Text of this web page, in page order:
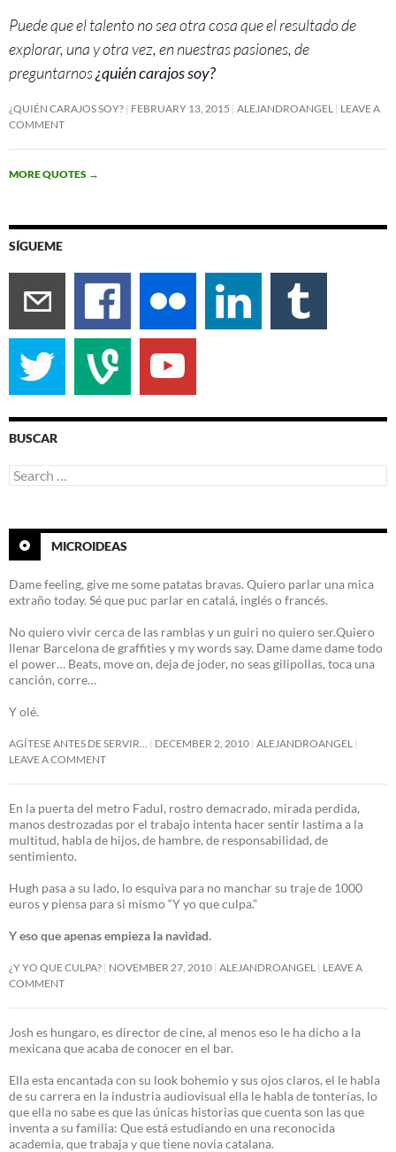
Puede que el talento no sea otra cosa que el resultado de
explorar, una y otra vez, en nuestras pasiones, de
preguntarnos¿quién carajos soy?
¿QUIÉN CARAJOS SOY? FEBRUARY 13, 2015 ALEJANDROANGEL
LEAVE A
COMMENT
MORE QUOTES →
SÍGUEME
BUSCAR
Search
for:
MICROIDEAS
Dame feeling, give me some patatas bravas. Quiero parlar una mica
extraño today. Sé que puc parlar en catalá, inglés o francés.
No quiero vivir cerca de las ramblas y un guiri no quiero ser.Quiero
llenar Barcelona de graffities y my words say. Dame dame dame todo
el power… Beats, move on, deja de joder, no seas gilipollas, toca una
canción, corre…
Y olé.
AGÍTESE ANTES DE SERVIR… DECEMBER 2, 2010 ALEJANDROANGEL
LEAVE A COMMENT
En la puerta del metro Fadul, rostro demacrado, mirada perdida,
manos destrozadas por el trabajo intenta hacer sentir lastima a la
multitud, habla de hijos, de hambre, de responsabilidad, de
sentimiento.
Hugh pasa a su lado, lo esquiva para no manchar su traje de 1000
euros y piensa para si mismo “Y yo que culpa.”
Y eso que apenas empieza la navidad.
¿Y YO QUE CULPA? NOVEMBER 27, 2010 ALEJANDROANGEL
LEAVE A
COMMENT
Josh es hungaro, es director de cine, al menos eso le ha dicho a la
mexicana que acaba de conocer en el bar.
Ella esta encantada con su look bohemio y sus ojos claros, el le habla
de su carrera en la industria audiovisual ella le habla de tonterías, lo
que ella no sabe es que las únicas historias que cuenta son las que
inventa a su familia: Que está estudiando en una reconocida
academia, que trabaja y que tiene novia catalana.